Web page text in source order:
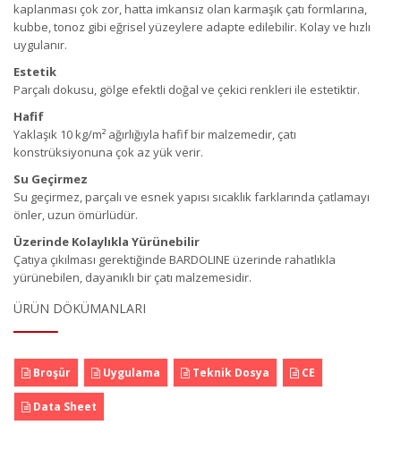
kaplanması çok zor, hatta imkansız olan karmaşık çatı formlarına,
kubbe, tonoz gibi eğrisel yüzeylere adapte edilebilir. Kolay ve hızlı
uygulanır.
Estetik
Parçalı dokusu, gölge efektli doğal ve çekici renkleri ile estetiktir.
Hafif
Yaklaşık 10 kg/m² ağırlığıyla hafif bir malzemedir, çatı
konstrüksiyonuna çok az yük verir.
Su Geçirmez
Su geçirmez, parçalı ve esnek yapısı sıcaklık farklarında çatlamayı
önler, uzun ömürlüdür.
Üzerinde Kolaylıkla Yürünebilir
Çatıya çıkılması gerektiğinde BARDOLINE üzerinde rahatlıkla
yürünebilen, dayanıklı bir çatı malzemesidir.
ÜRÜN DÖKÜMANLARI
Broşür Uygulama Teknik Dosya CE
Data Sheet